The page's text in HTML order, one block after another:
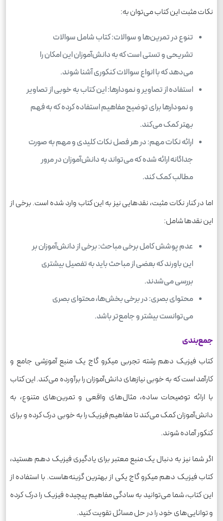
نکات مثبت این کتاب می‌توان به:
تنوع در تمرین‌ها و سوالات: کتاب شامل سوالات
تشریحی و تستی است که به دانش‌آموزان این امکان را
می‌دهد که با انواع سوالات کنکوری آشنا شوند.
استفاده از تصاویر و نمودارها: این کتاب به خوبی از تصاویر
و نمودارها برای توضیح مفاهیم استفاده کرده که به فهم
بهتر کمک می‌کند.
ارائه نکات مهم: در هر فصل نکات کلیدی و مهم به صورت
جداگانه ارائه شده که می‌تواند به دانش‌آموزان در مرور
مطالب کمک کند.
اما در کنار نکات مثبت، نقدهایی نیز به این کتاب وارد شده است. برخی از
این نقدها شامل:
عدم پوشش کامل برخی مباحث: برخی از دانش‌آموزان بر
این باورند که بعضی از مباحث باید به تفصیل بیشتری
بررسی می‌شدند.
محتوای بصری: در برخی بخش‌ها، محتوای بصری
می‌توانست بیشتر و جامع‌تر باشد.
جمع‌بندی
کتاب فیزیک دهم رشته تجربی میکرو گاج یک منبع آموزشی جامع و
کارآمد است که به خوبی نیازهای دانش‌آموزان را برآورده می‌کند. این کتاب
با ارائه توضیحات ساده، مثال‌های واقعی و تمرین‌های متنوع، به
دانش‌آموزان کمک می‌کند تا مفاهیم فیزیک را به خوبی درک کرده و برای
کنکور آماده شوند.
اگر شما نیز به دنبال یک منبع معتبر برای یادگیری فیزیک دهم هستید،
کتاب فیزیک دهم میکرو گاج یکی از بهترین گزینه‌هاست. با استفاده از
این کتاب، شما می‌توانید به سادگی مفاهیم پیچیده فیزیک را درک کرده
و توانایی‌های خود را در حل مسائل تقویت کنید.